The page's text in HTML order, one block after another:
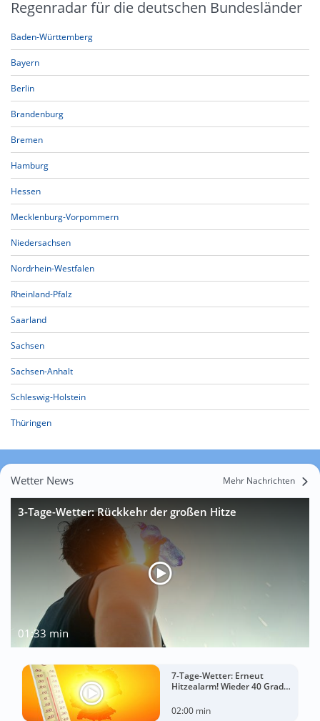
Regenradar für die deutschen Bundesländer
Baden-Württemberg
Bayern
Berlin
Brandenburg
Bremen
Hamburg
Hessen
Mecklenburg-Vorpommern
Niedersachsen
Nordrhein-Westfalen
Rheinland-Pfalz
Saarland
Sachsen
Sachsen-Anhalt
Schleswig-Holstein
Thüringen
Wetter News Mehr Nachrichten
3-Tage-Wetter: Rückkehr der großen Hitze
01:33 min
7-Tage-Wetter: Erneut
Hitzealarm! Wieder 40 Grad
02:00 min